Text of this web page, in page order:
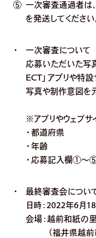
⑤ 一次審査通過者は
を発送してくださ
一次審査について
応募いただいた写
ECT」アプリや特
写真や制作意図を
※アプリやウェブサ
・都道府県
・年齢
・応募記入欄①～
最終審査会につい
日時： 2022年6月
会場： 越前和紙の
（福井県越